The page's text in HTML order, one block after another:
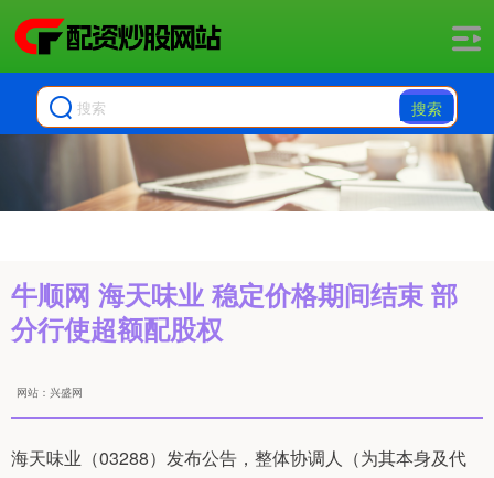
搜索
牛顺网 海天味业 稳定价格期间结束 部
分行使超额配股权
网站：兴盛网
海天味业（03288）发布公告，整体协调人（为其本身及代